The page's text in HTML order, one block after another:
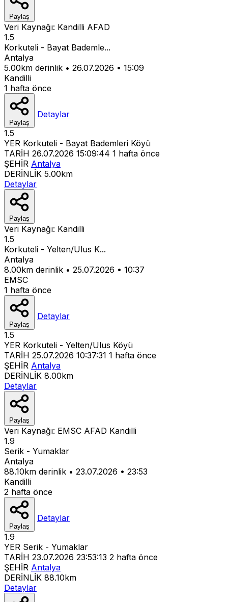
Paylaş
Veri Kaynağı: Kandilli AFAD
1.5
Korkuteli - Bayat Bademle...
Antalya
5.00km derinlik • 26.07.2026 • 15:09
Kandilli
1 hafta önce
Paylaş
Detaylar
1.5
YER Korkuteli - Bayat Bademleri Köyü
TARİH 26.07.2026 15:09:44 1 hafta önce
ŞEHİR Antalya
DERİNLİK 5.00km
Detaylar
Paylaş
Veri Kaynağı: Kandilli
1.5
Korkuteli - Yelten/Ulus K...
Antalya
8.00km derinlik • 25.07.2026 • 10:37
EMSC
1 hafta önce
Paylaş
Detaylar
1.5
YER Korkuteli - Yelten/Ulus Köyü
TARİH 25.07.2026 10:37:31 1 hafta önce
ŞEHİR Antalya
DERİNLİK 8.00km
Detaylar
Paylaş
Veri Kaynağı: EMSC AFAD Kandilli
1.9
Serik - Yumaklar
Antalya
88.10km derinlik • 23.07.2026 • 23:53
Kandilli
2 hafta önce
Paylaş
Detaylar
1.9
YER Serik - Yumaklar
TARİH 23.07.2026 23:53:13 2 hafta önce
ŞEHİR Antalya
DERİNLİK 88.10km
Detaylar